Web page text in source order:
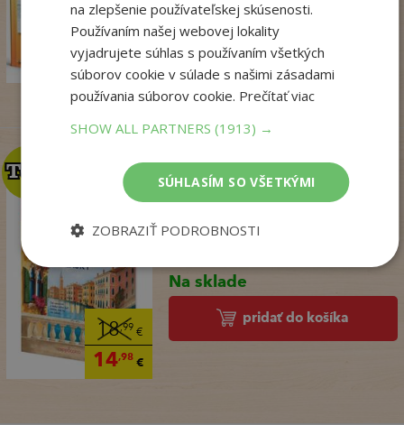
14,50€
7,95
pridať do košíka
18,99 €
14,98€
TOP
TOP
lásky
Na sklade
pridať do košíka
na zlepšenie používateľskej skúsenosti.
Používaním našej webovej lokality
vyjadrujete súhlas s používaním všetkých
súborov cookie v súlade s našimi zásadami
používania súborov cookie. Prečítať viac
SHOW ALL PARTNERS(1913) →
SÚHLASÍM SO VŠETKÝMI
ZOBRAZIŤ PODROBNOSTI